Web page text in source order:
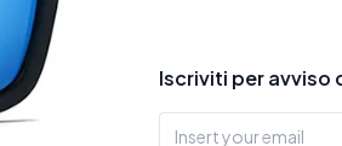
Iscriviti per avviso